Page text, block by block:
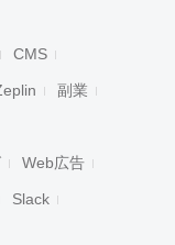
CMS
副業
Web広告
Slack